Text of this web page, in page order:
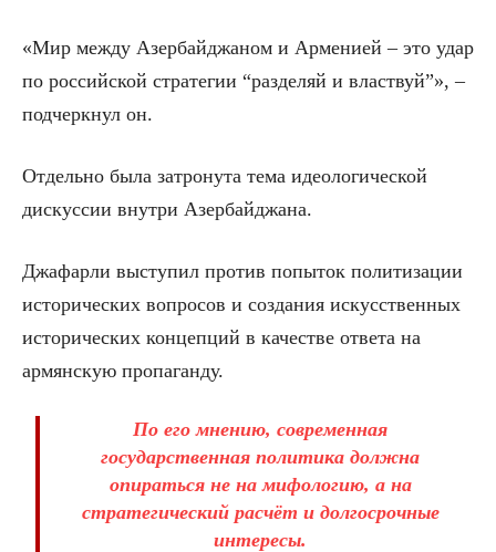
«Мир между Азербайджаном и Арменией – это удар
по российской стратегии “разделяй и властвуй”», –
подчеркнул он.
Отдельно была затронута тема идеологической
дискуссии внутри Азербайджана.
Джафарли выступил против попыток политизации
исторических вопросов и создания искусственных
исторических концепций в качестве ответа на
армянскую пропаганду.
По его мнению, современная
государственная политика должна
опираться не на мифологию, а на
стратегический расчёт и долгосрочные
интересы.